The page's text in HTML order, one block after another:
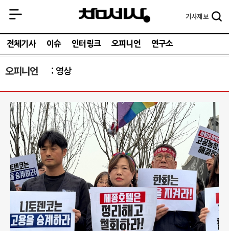
기사제보
전체기사 이슈 인터링크 오피니언 연구소
오피니언 영상